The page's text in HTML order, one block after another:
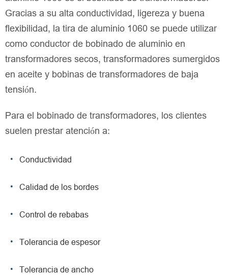
Gracias a su alta conductividad, ligereza y buena
flexibilidad, la tira de aluminio 1060 se puede utilizar
como conductor de bobinado de aluminio en
transformadores secos, transformadores sumergidos
en aceite y bobinas de transformadores de baja
tensión.
Para el bobinado de transformadores, los clientes
suelen prestar atención a:
Conductividad
Calidad de los bordes
Control de rebabas
Tolerancia de espesor
Tolerancia de ancho